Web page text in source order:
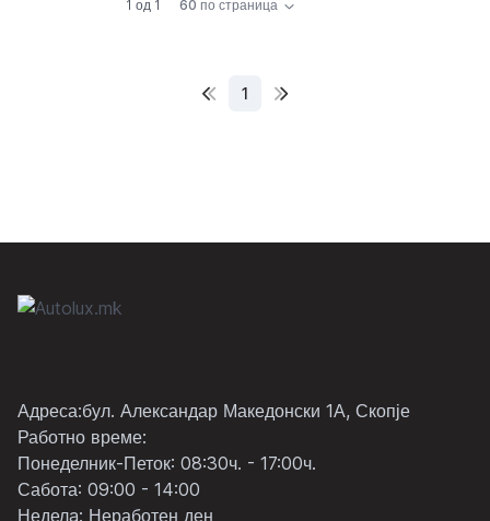
1 од 1 60 по страница
1
Адреса:бул. Александар Македонски 1А, Скопје
Работно време:
Понеделник-Петок: 08:30ч. - 17:00ч.
Сабота: 09:00 - 14:00
Неделa: Неработен ден